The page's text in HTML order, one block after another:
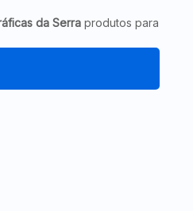
da Serra produtos para